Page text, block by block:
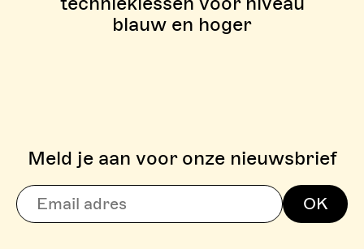
blauw en hoger
> BOULDERZONE
Meld je aan voor onze nieuwsbrief
OK